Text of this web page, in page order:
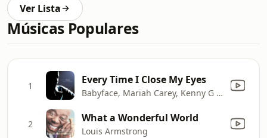
Ver Lista
Músicas Populares
1 Every Time I Close My Eyes
Babyface, Mariah Carey, Kenny G & Sheila E.
2 What a Wonderful World
Louis Armstrong